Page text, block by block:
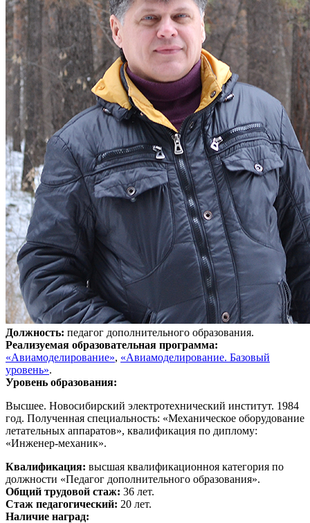
Должность: педагог дополнительного образования.
Реализуемая образовательная программа:
«Авиамоделирование», «Авиамоделирование. Базовый
уровень».
Уровень образования:
Высшее. Новосибирский электротехнический институт. 1984
год. Полученная специальность: «Механическое оборудование
летательных аппаратов», квалификация по диплому:
«Инженер-механик».
Квалификация: высшая квалификационноя категория по
должности «Педагог дополнительного образования».
Общий трудовой стаж: 36 лет.
Стаж педагогический: 20 лет.
Наличие наград: